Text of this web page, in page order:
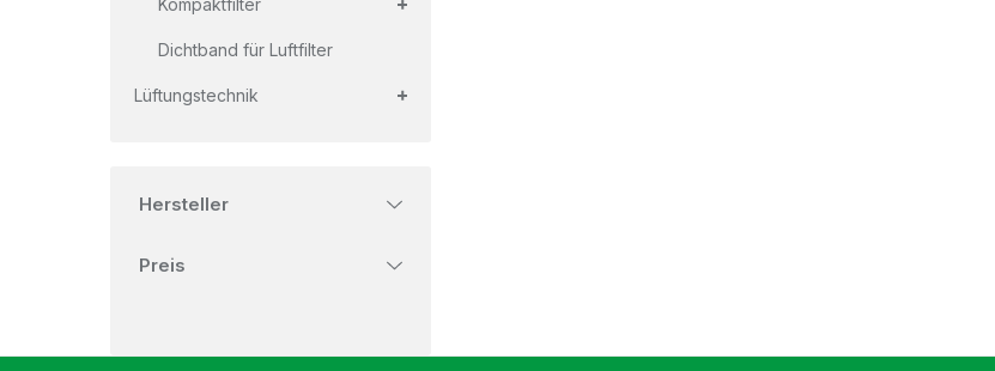
Kompaktfilter
Dichtband für Luftfilter
Lüftungstechnik +
Hersteller
Preis